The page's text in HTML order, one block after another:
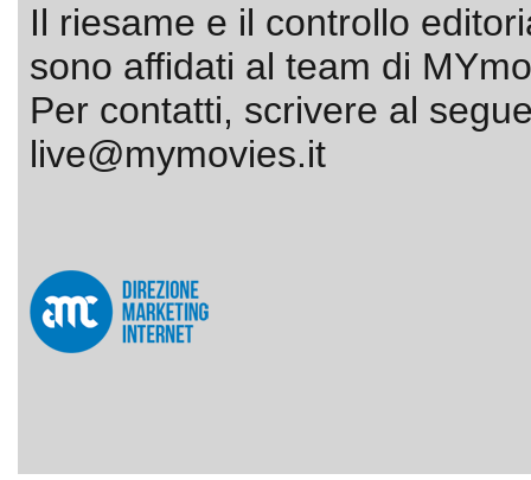
Il riesame e il controllo
sono affidati al team di
Per contatti, scrivere al
live@mymovies.it